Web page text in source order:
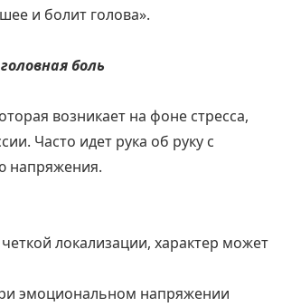
и болит голова».
боль
возникает на фоне стресса,
Часто идет рука об руку с
напряжения.
локализации, характер может
эмоциональном напряжении